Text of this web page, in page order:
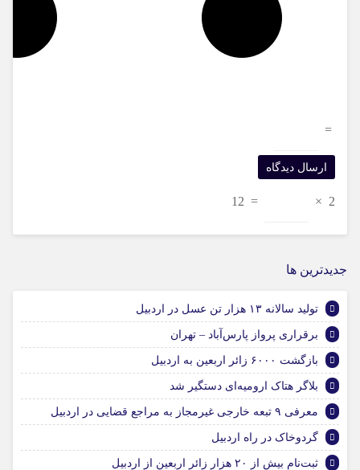
=
2
×
=
12
جديدترين ها
تولید سالانه ۱۳ هزار تن عسل در اردبیل
برقراری پرواز پارس‌آباد – تهران
بازگشت ۶۰۰۰ زائر اربعین به اردبیل
بلاگر هتاک ارومیه‌ای دستگیر شد
معرفی ۹ تبعه خارجی غیرمجاز به مراجع قضایی در اردبیل
گردوخاک در راه اردبیل
ثبت‌نام بیش از ۲۰ هزار زائر اربعین از اردبیل